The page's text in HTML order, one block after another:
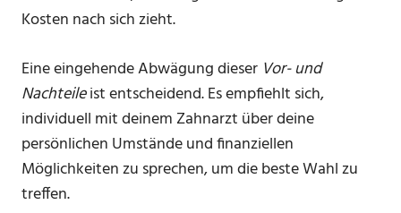
Kosten nach sich zieht.
Eine eingehende Abwägung dieser Vor- und
Nachteileist entscheidend. Es empfiehlt sich,
individuell mit deinem Zahnarzt über deine
persönlichen Umstände und finanziellen
Möglichkeiten zu sprechen, um die beste Wahl zu
treffen.